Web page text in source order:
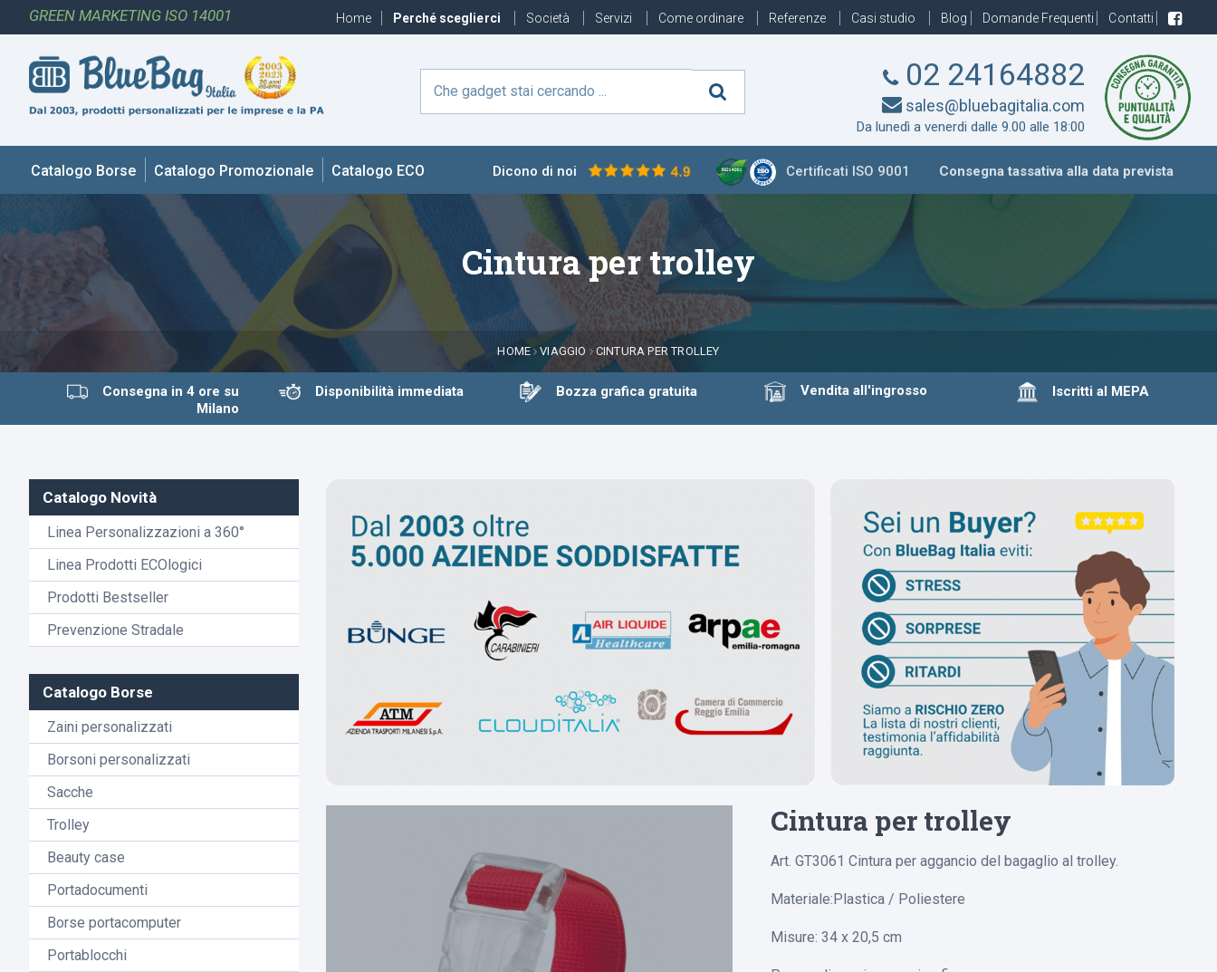
GREEN MARKETING ISO 14001 Home Perché sceglierci Società Servizi Come ordinare Referenze Casi studio Blog Domande Frequenti Contatti
02 24164882
sales@bluebagitalia.com
Da lunedì a venerdi dalle 9.00 alle 18:00
Catalogo Borse Catalogo Promozionale Catalogo ECO Dicono di noi Certificati ISO 9001 Consegna tassativa alla data prevista
Cintura per trolley
HOME VIAGGIO CINTURA PER TROLLEY
Consegna in 4 ore su
Milano
Disponibilità immediata Bozza grafica gratuita Vendita all'ingrosso Iscritti al MEPA
Catalogo Novità
Linea Personalizzazioni a 360°
Linea Prodotti ECOlogici
Prodotti Bestseller
Prevenzione Stradale
Catalogo Borse
Zaini personalizzati
Borsoni personalizzati
Sacche
Trolley
Beauty case
Portadocumenti
Borse portacomputer
Portablocchi
Cintura per trolley
Art. GT3061 Cintura per aggancio del bagaglio al trolley.
Materiale:Plastica / Poliestere
Misure: 34 x 20,5 cm